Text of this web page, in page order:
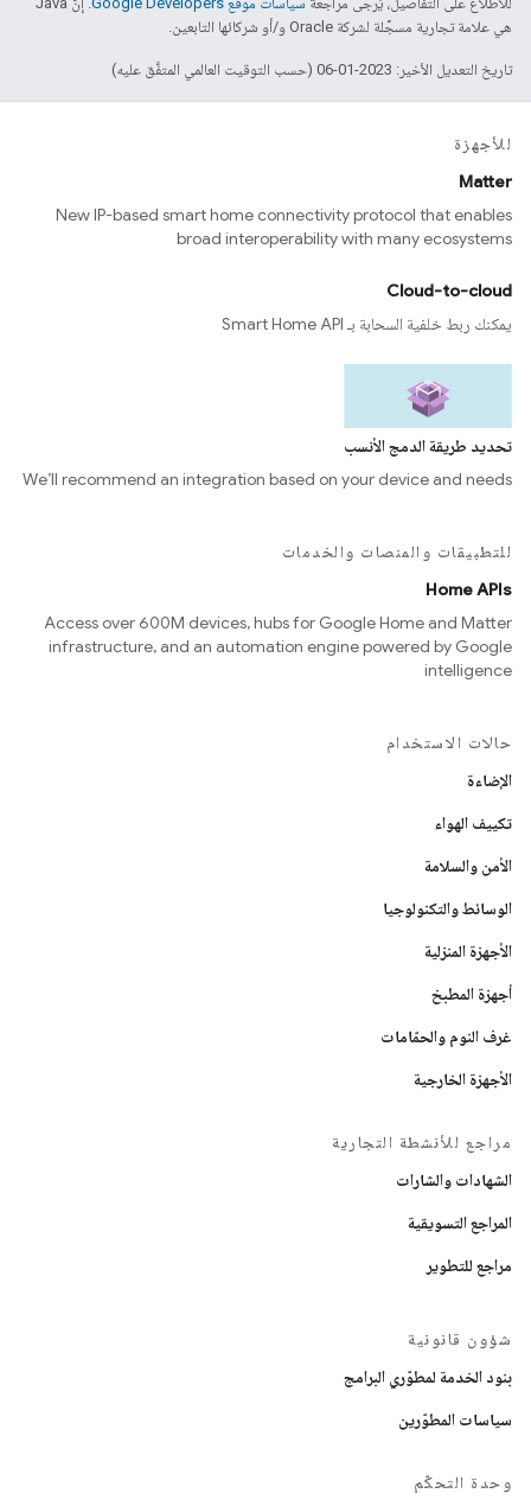
هي علامة تجارية مسجَّلة لشركة Oracle و/أو شركائها التابعين.
تاريخ التعديل الأخير: 2023-01-06 (حسب التوقيت العالمي المتفَّق عليه)
للأجهزة
Matter
New IP-based smart home connectivity protocol that enables
broad interoperability with many ecosystems
Cloud-to-cloud
يمكنك ربط خلفية السحابة بـ Smart Home API
تحديد طريقة الدمج الأنسب
We’ll recommend an integration based on your device and needs
للتطبيقات والمنصات والخدمات
Home APIs
Access over 600M devices, hubs for Google Home and Matter
infrastructure, and an automation engine powered by Google
intelligence
حالات الاستخدام
الإضاءة
تكييف الهواء
الأمن والسلامة
الوسائط والتكنولوجيا
الأجهزة المنزلية
أجهزة المطبخ
غرف النوم والحمّامات
الأجهزة الخارجية
مراجع للأنشطة التجارية
الشهادات والشارات
المراجع التسويقية
مراجع للتطوير
شؤون قانونية
بنود الخدمة لمطوّري البرامج
سياسات المطوّرين
وحدة التحكّم